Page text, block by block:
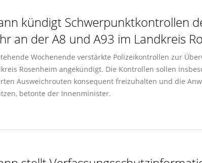
kündigt Schwerpunktkontrollen
an der A8 und A93 im Landkreis
Wochenende verstärkte Polizeikontrollen zur
Rosenheim angekündigt. Die Kontrollen sollen
Ausweichrouten konsequent freizuhalten und die
betonte der Innenminister.